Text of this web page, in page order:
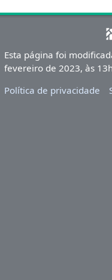
Esta página foi
fevereiro de 2023, às
Política de privacidade